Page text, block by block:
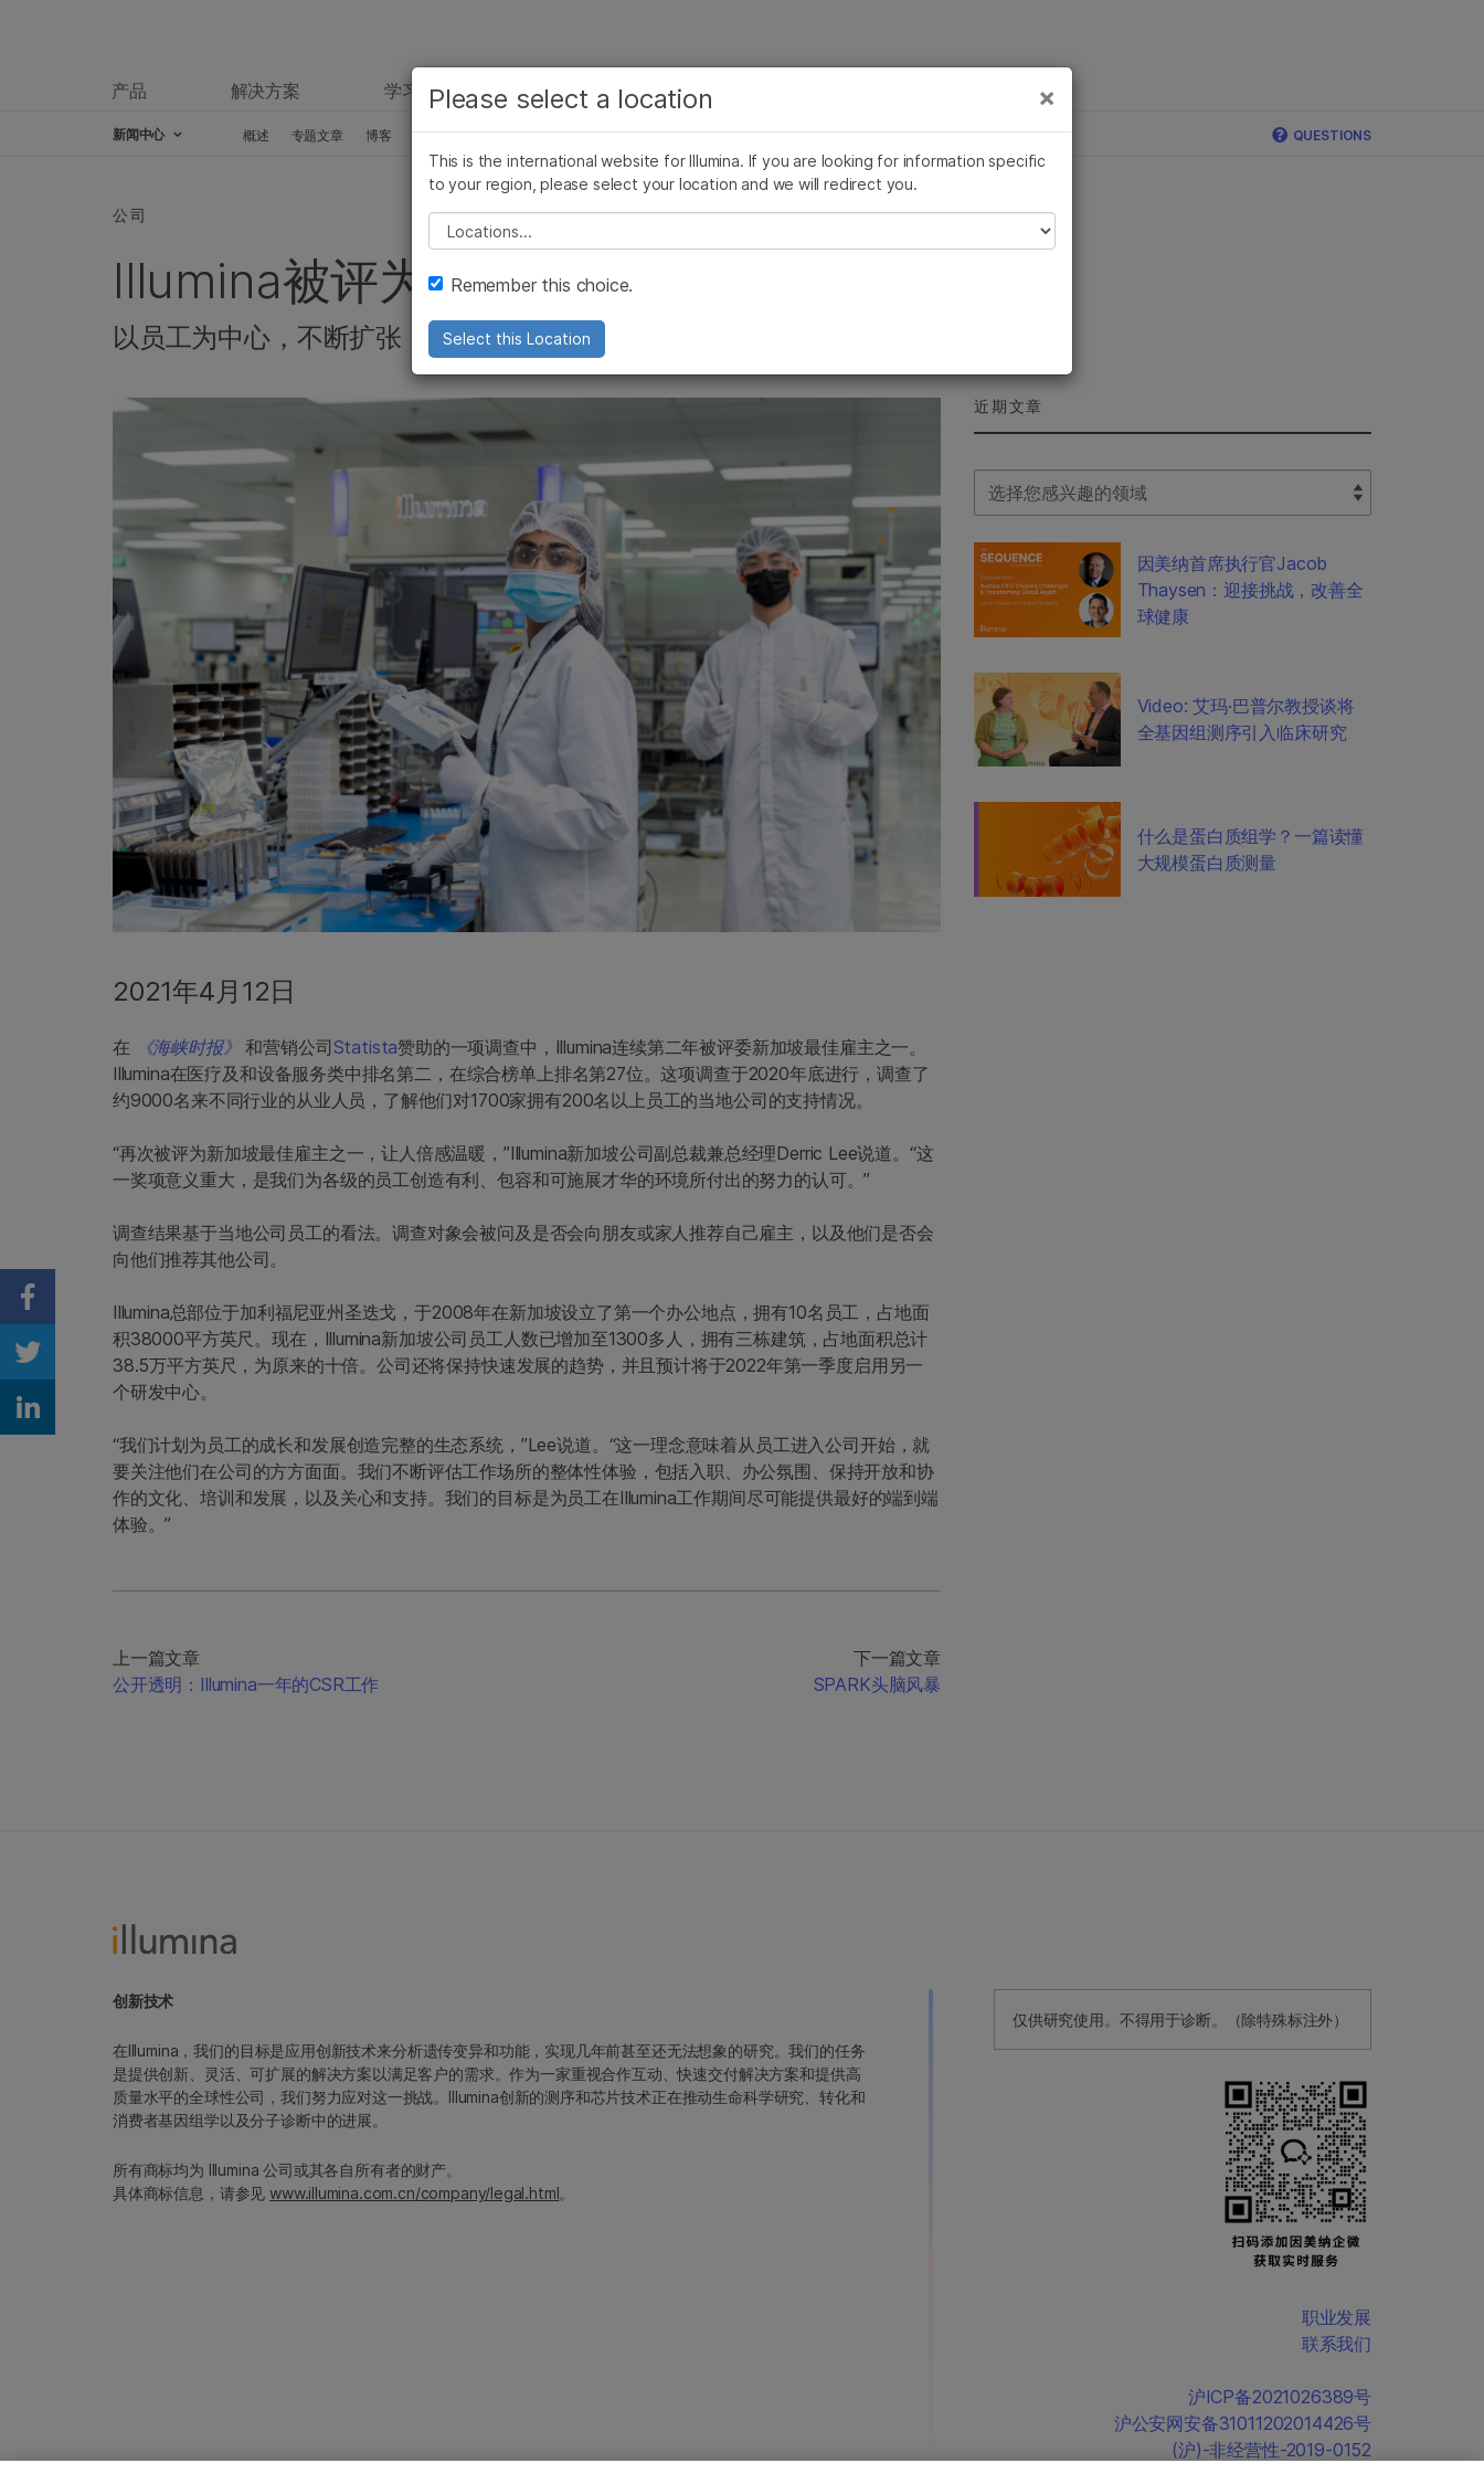
产品 解决方案 学习 公司 支持
新闻中心 概述 专题文章 博客 新闻稿 Illumina图片 SomaLogic 加入 Illumina QUESTIONS
公司
Illumina被评为新加坡最佳雇主之一
以员工为中心，不断扩张
2021年4月12日
在 《海峡时报》 和营销公司Statista赞助的一项调查中，Illumina连续第二年被评委新加坡最佳雇主之一。
Illumina在医疗及和设备服务类中排名第二，在综合榜单上排名第27位。这项调查于2020年底进行，调查了
约9000名来不同行业的从业人员，了解他们对1700家拥有200名以上员工的当地公司的支持情况。
“再次被评为新加坡最佳雇主之一，让人倍感温暖，”Illumina新加坡公司副总裁兼总经理Derric Lee说道。“这
一奖项意义重大，是我们为各级的员工创造有利、包容和可施展才华的环境所付出的努力的认可。”
调查结果基于当地公司员工的看法。调查对象会被问及是否会向朋友或家人推荐自己雇主，以及他们是否会
向他们推荐其他公司。
Illumina总部位于加利福尼亚州圣迭戈，于2008年在新加坡设立了第一个办公地点，拥有10名员工，占地面
积38000平方英尺。现在，Illumina新加坡公司员工人数已增加至1300多人，拥有三栋建筑，占地面积总计
38.5万平方英尺，为原来的十倍。公司还将保持快速发展的趋势，并且预计将于2022年第一季度启用另一
个研发中心。
“我们计划为员工的成长和发展创造完整的生态系统，”Lee说道。“这一理念意味着从员工进入公司开始，就
要关注他们在公司的方方面面。我们不断评估工作场所的整体性体验，包括入职、办公氛围、保持开放和协
作的文化、培训和发展，以及关心和支持。我们的目标是为员工在Illumina工作期间尽可能提供最好的端到端
体验。”
上一篇文章
公开透明：Illumina一年的CSR工作
下一篇文章
SPARK头脑风暴
近期文章
Select Filter
因美纳首席执行官Jacob
Thaysen：迎接挑战，改善全
球健康
Video: 艾玛·巴普尔教授谈将
全基因组测序引入临床研究
什么是蛋白质组学？一篇读懂
大规模蛋白质测量
Share on Facebook
Share on Twitter
Share on Linkedin
仅供研究使用。不得用于诊断。（除特殊标注外）
创新技术
在Illumina，我们的目标是应用创新技术来分析遗传变异和功能，实现几年前甚至还无法想象的研究。我们的任务
是提供创新、灵活、可扩展的解决方案以满足客户的需求。作为一家重视合作互动、快速交付解决方案和提供高
质量水平的全球性公司，我们努力应对这一挑战。Illumina创新的测序和芯片技术正在推动生命科学研究、转化和
消费者基因组学以及分子诊断中的进展。
所有商标均为 Illumina 公司或其各自所有者的财产。
具体商标信息，请参见www.illumina.com.cn/company/legal.html。
职业发展
联系我们
沪ICP备2021026389号
沪公安网安备31011202014426号
(沪)-非经营性-2019-0152
查看更多相关内容。选择您感兴趣的领域: ×
癌症研究
微生物学
农业基因组学
复杂疾病
临床肿瘤学
生殖健康
遗传病和罕见病
×
Please select a location
This is the international website for Illumina. If you are looking for information specific
to your region, please select your location and we will redirect you.
Please select a location
Remember this choice.
Select this Location